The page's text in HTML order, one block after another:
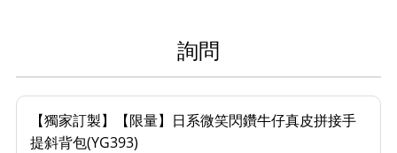
詢問
【獨家訂製】【限量】日系微笑閃鑽牛仔真皮拼接手
提斜背包(YG393)